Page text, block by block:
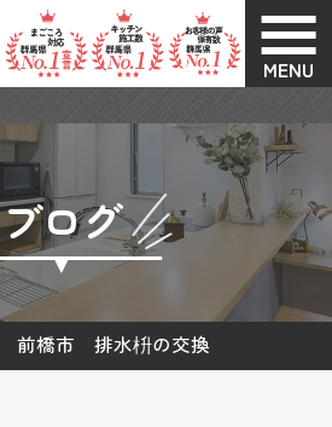
MENU
ブログ
前橋市 排水枡の交換